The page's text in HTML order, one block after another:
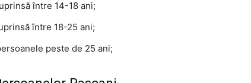
între 14-18 ani;
între 18-25 ani;
peste de 25 ani;